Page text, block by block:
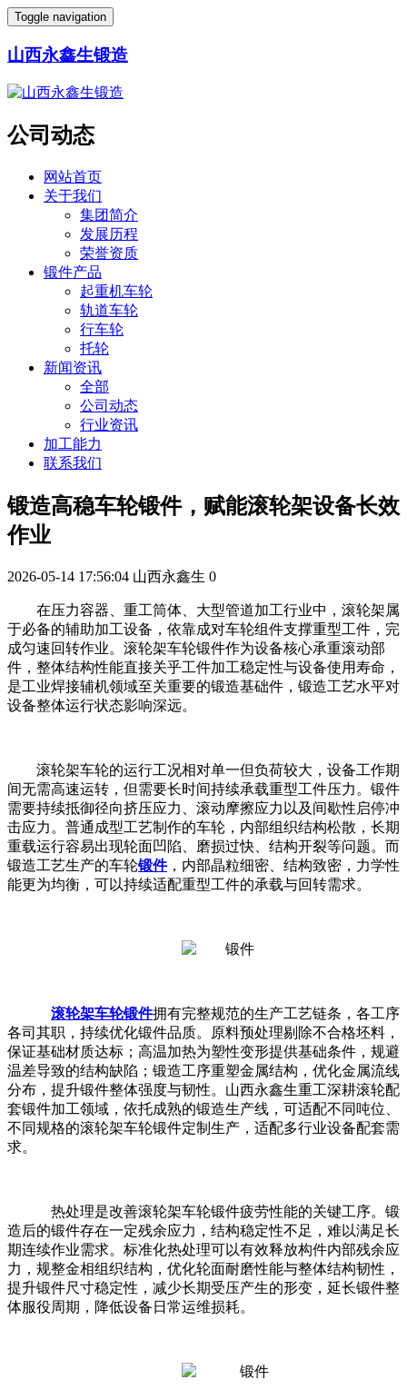
Toggle navigation
山西永鑫生锻造
公司动态
网站首页
关于我们
集团简介
发展历程
荣誉资质
锻件产品
起重机车轮
轨道车轮
行车轮
托轮
新闻资讯
全部
公司动态
行业资讯
加工能力
联系我们
锻造高稳车轮锻件，赋能滚轮架设备长效
作业
2026-05-14 17:56:04 山西永鑫生 0
在压力容器、重工筒体、大型管道加工行业中，滚轮架属
于必备的辅助加工设备，依靠成对车轮组件支撑重型工件，完
成匀速回转作业。滚轮架车轮锻件作为设备核心承重滚动部
件，整体结构性能直接关乎工件加工稳定性与设备使用寿命，
是工业焊接辅机领域至关重要的锻造基础件，锻造工艺水平对
设备整体运行状态影响深远。
滚轮架车轮的运行工况相对单一但负荷较大，设备工作期
间无需高速运转，但需要长时间持续承载重型工件压力。锻件
需要持续抵御径向挤压应力、滚动摩擦应力以及间歇性启停冲
击应力。普通成型工艺制作的车轮，内部组织结构松散，长期
重载运行容易出现轮面凹陷、磨损过快、结构开裂等问题。而
锻造工艺生产的车轮锻件，内部晶粒细密、结构致密，力学性
能更为均衡，可以持续适配重型工件的承载与回转需求。
滚轮架车轮锻件拥有完整规范的生产工艺链条，各工序
各司其职，持续优化锻件品质。原料预处理剔除不合格坯料，
保证基础材质达标；高温加热为塑性变形提供基础条件，规避
温差导致的结构缺陷；锻造工序重塑金属结构，优化金属流线
分布，提升锻件整体强度与韧性。山西永鑫生重工深耕滚轮配
套锻件加工领域，依托成熟的锻造生产线，可适配不同吨位、
不同规格的滚轮架车轮锻件定制生产，适配多行业设备配套需
求。
热处理是改善滚轮架车轮锻件疲劳性能的关键工序。锻
造后的锻件存在一定残余应力，结构稳定性不足，难以满足长
期连续作业需求。标准化热处理可以有效释放构件内部残余应
力，规整金相组织结构，优化轮面耐磨性能与整体结构韧性，
提升锻件尺寸稳定性，减少长期受压产生的形变，延长锻件整
体服役周期，降低设备日常运维损耗。